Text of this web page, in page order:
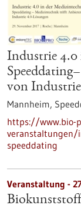
Industrie 4.0
von
Mannheim,
https://www.bio-
veranstaltungen/
speeddating
Veranstaltung -